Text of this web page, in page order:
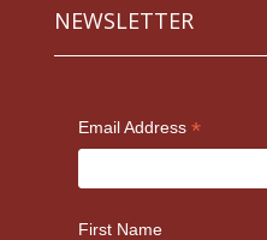
NEWSLETTER
Email Address *
First Name